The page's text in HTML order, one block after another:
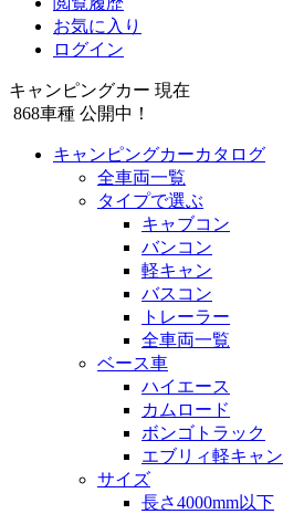
お気に入り
ログイン
キャンピングカー 現在
868車種 公開中！
キャンピングカーカタログ
全車両一覧
タイプで選ぶ
キャブコン
バンコン
軽キャン
バスコン
トレーラー
全車両一覧
ベース車
ハイエース
カムロード
ボンゴトラック
エブリィ軽キャン
サイズ
長さ4000mm以下